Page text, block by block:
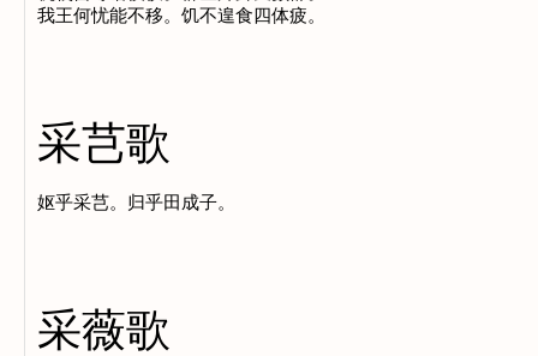
采芑歌
采薇歌